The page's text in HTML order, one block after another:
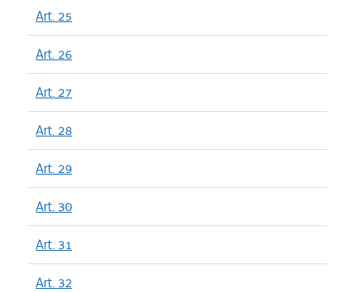
Art. 25
Art. 26
Art. 27
Art. 28
Art. 29
Art. 30
Art. 31
Art. 32